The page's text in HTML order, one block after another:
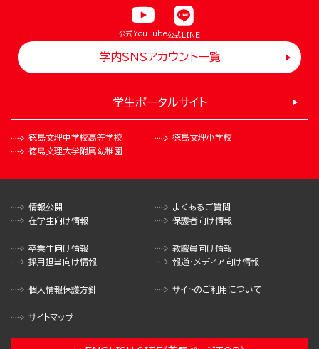
公式YouTube公式LINE
学内SNSアカウント一覧
徳島文理中学校高等学校
徳島文理小学校
徳島文理大学附属幼稚園
学生ポータルサイト
情報公開
よくあるご質問
在学生向け情報
保護者向け情報
卒業生向け情報
教職員向け情報
採用担当向け情報
報道・メディア向け情報
個人情報保護方針 サイトのご利用について
サイトマップ